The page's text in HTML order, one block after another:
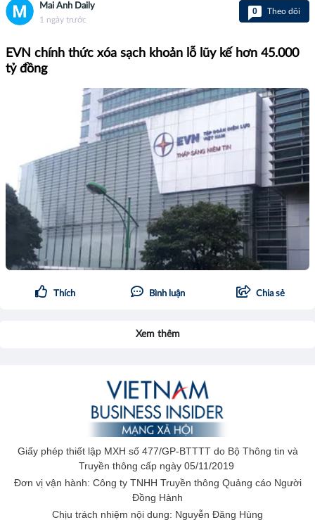
Mai Anh Daily
1 ngày trước
0 Theo dõi
EVN chính thức xóa sạch khoản lỗ lũy kế hơn 45.000
tỷ đồng
Thích Bình luận Chia sẻ
Xem thêm
Giấy phép thiết lập MXH số 477/GP-BTTTT do Bộ Thông tin và
Truyền thông cấp ngày 05/11/2019
Đơn vị vận hành: Công ty TNHH Truyền thông Quảng cáo Người
Đồng Hành
Chịu trách nhiệm nội dung: Nguyễn Đăng Hùng